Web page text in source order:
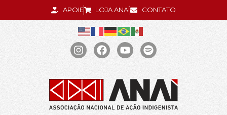
APOIE LOJA ANAÍ CONTATO